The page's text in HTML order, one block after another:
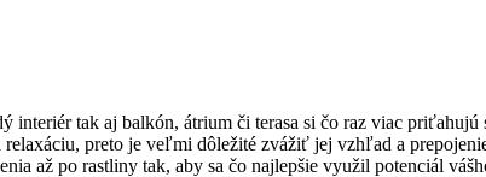
interiér tak aj balkón, átrium či terasa si čo raz viac
preto je veľmi dôležité zvážiť jej vzhľad a
až po rastliny tak, aby sa čo najlepšie využil potenciál